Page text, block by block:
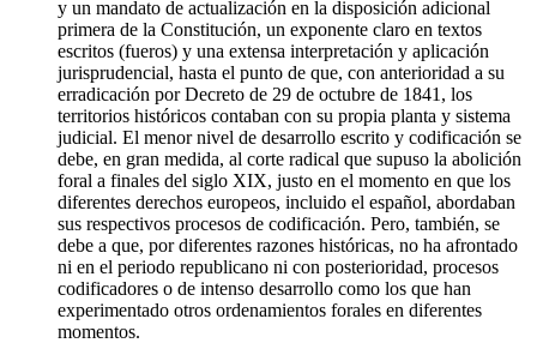
y un mandato de actualización en la disposición adicional
primera de la Constitución, un exponente claro en textos
escritos (fueros) y una extensa interpretación y aplicación
jurisprudencial, hasta el punto de que, con anterioridad a su
erradicación por Decreto de 29 de octubre de 1841, los
territorios históricos contaban con su propia planta y sistema
judicial. El menor nivel de desarrollo escrito y codificación se
debe, en gran medida, al corte radical que supuso la abolición
foral a finales del siglo XIX, justo en el momento en que los
diferentes derechos europeos, incluido el español, abordaban
sus respectivos procesos de codificación. Pero, también, se
debe a que, por diferentes razones históricas, no ha afrontado
ni en el periodo republicano ni con posterioridad, procesos
codificadores o de intenso desarrollo como los que han
experimentado otros ordenamientos forales en diferentes
momentos.